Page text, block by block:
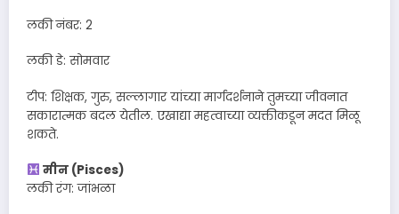
लकी नंबर: 2
लकी डे: सोमवार
टीप: शिक्षक, गुरु, सल्लागार यांच्या मार्गदर्शनाने तुमच्या जीवनात
सकारात्मक बदल येतील. एखाद्या महत्वाच्या व्यक्तीकडून मदत मिळू
शकते.
मीन (Pisces)
लकी रंग: जांभळा